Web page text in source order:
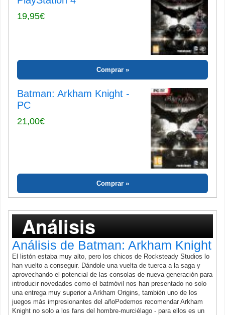
19,95€
Comprar
Batman: Arkham Knight -
PC
21,00€
Comprar
Análisis
Análisis de Batman: Arkham Knight
El listón estaba muy alto, pero los chicos de Rocksteady Studios lo
han vuelto a conseguir. Dándole una vuelta de tuerca a la saga y
aprovechando el potencial de las consolas de nueva generación para
introducir novedades como el batmóvil nos han presentado no solo
una entrega muy superior a Arkham Origins, también uno de los
juegos más impresionantes del añoPodemos recomendar Arkham
Knight no solo a los fans del hombre-murciélago - para ellos es un